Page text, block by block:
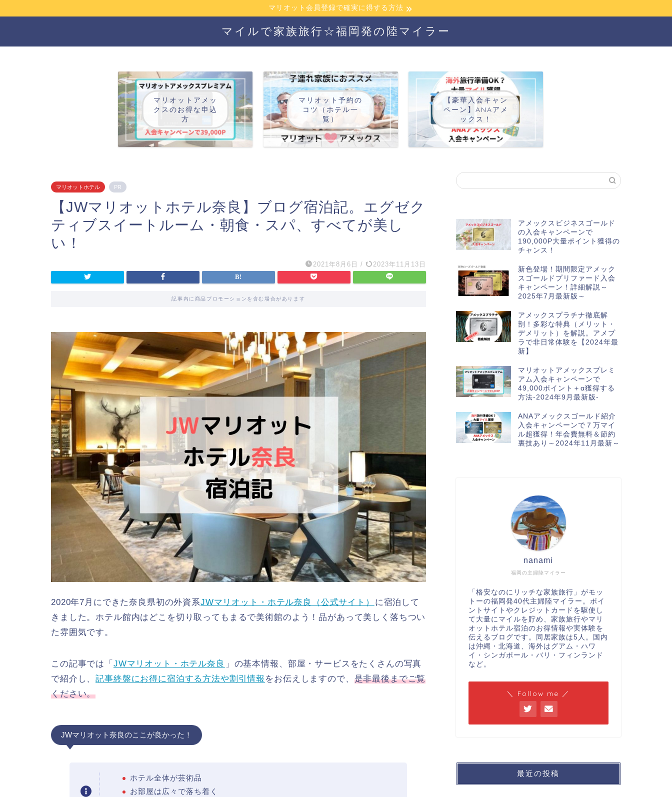
マリオット会員登録で確実に得する方法
マイルで家族旅行☆福岡発の陸マイラー
マリオットアメッ
クスのお得な申込
方
マリオット予約の
コツ（ホテル一
覧）
【豪華入会キャン
ペーン】ANAアメ
ックス！
マリオットホテル PR
【JWマリオットホテル奈良】ブログ宿泊記。エグゼク
ティブスイートルーム・朝食・スパ、すべてが美し
い！
2021年8月6日 / 2023年11月13日
記事内に商品プロモーションを含む場合があります
2020年7月にできた奈良県初の外資系JWマリオット・ホテル奈良（公式サイト）
に宿泊して
きました。ホテル館内はどこを切り取ってもまるで美術館のよう！品があって美しく落ちつい
た雰囲気です。
この記事では「 JWマリオット・ホテル奈良 」の基本情報、部屋・サービスをたくさんの写真
で紹介し、記事終盤にお得に宿泊する方法や割引情報 をお伝えしますので、 是非最後までご覧
ください。
JWマリオット奈良のここが良かった！
ホテル全体が芸術品
お部屋は広々で落ち着く
アメックスビジネスゴールド
の入会キャンペーンで
190,000P大量ポイント獲得の
チャンス！
新色登場！期間限定アメック
スゴールドプリファード入会
キャンペーン！詳細解説～
2025年7月最新版～
アメックスプラチナ徹底解
剖！多彩な特典（メリット・
デメリット）を解説。アメプ
ラで非日常体験を【2024年最
新】
マリオットアメックスプレミ
アム入会キャンペーンで
49,000ポイント＋α獲得する
方法-2024年9月最新版-
ANAアメックスゴールド紹介
入会キャンペーンで７万マイ
ル超獲得！年会費無料＆節約
裏技あり～2024年11月最新～
福岡の主婦陸マイラー
nanami
「格安なのにリッチな家族旅行」がモッ
トーの福岡発40代主婦陸マイラー。ポイ
ントサイトやクレジットカードを駆使し
て大量にマイルを貯め、家族旅行やマリ
オットホテル宿泊のお得情報や実体験を
伝えるブログです。同居家族は5人。国内
は沖縄・北海道、海外はグアム・ハワ
イ・シンガポール・バリ・フィンランド
など。
＼ Follow me ／
最近の投稿